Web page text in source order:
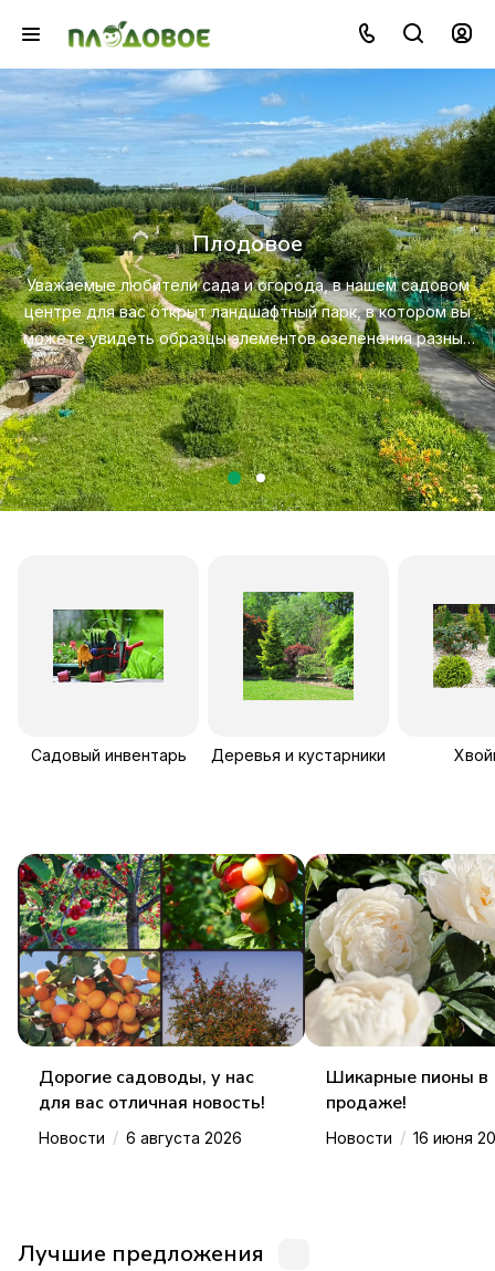
вы
разных
Озеленение
Создайте красивую и экологичную среду с
профессионального ландшафтного дизайна,
ухода за растениями.
Посмотреть услугу
Садовый инвентарь Деревья и кустарники
Дорогие садоводы, у нас
для вас отличная новость!
Новости / 6 августа 2026
Шикарные пионы в
продаже!
Новости / 16 июня
Лучшие предложения